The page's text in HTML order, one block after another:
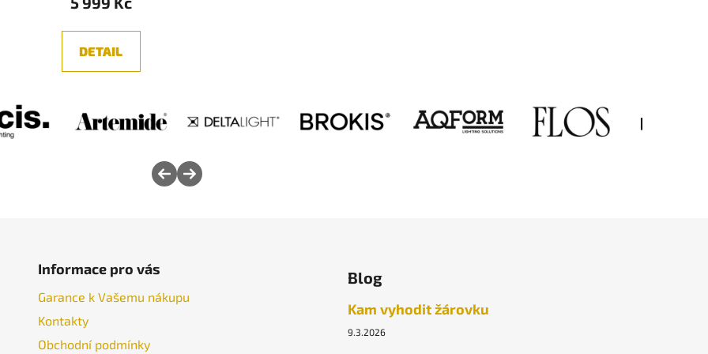
DETAIL
Informace pro vás
Garance k Vašemu nákupu
Kontakty
Obchodní podmínky
Blog
Kam vyhodit žárovku
9.3.2026